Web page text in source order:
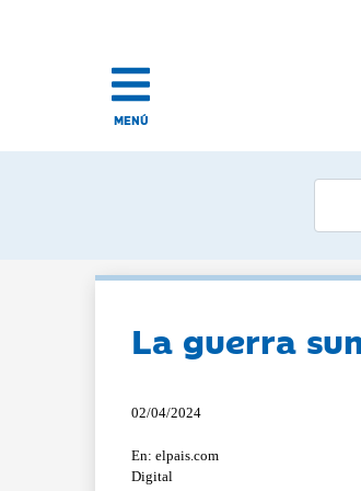
MENÚ
La guerra
02/04/2024
En: elpais.com
Digital